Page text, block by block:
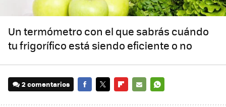
Un termómetro con el que sabrás cuándo
tu frigorífico está siendo eficiente o no
2 comentarios